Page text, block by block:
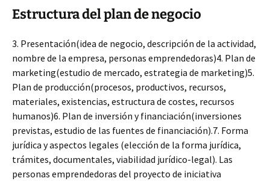
Estructura del plan de negocio
3. Presentación(idea de negocio, descripción de la actividad,
nombre de la empresa, personas emprendedoras)4. Plan de
marketing(estudio de mercado, estrategia de marketing)5.
Plan de producción(procesos, productivos, recursos,
materiales, existencias, estructura de costes, recursos
humanos)6. Plan de inversión y financiación(inversiones
previstas, estudio de las fuentes de financiación).7. Forma
jurídica y aspectos legales (elección de la forma jurídica,
trámites, documentales, viabilidad jurídico-legal). Las
personas emprendedoras del proyecto de iniciativa